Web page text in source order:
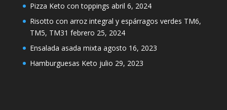
Pizza Keto con toppings abril 6, 2024
Risotto con arroz integral y espárragos verdes TM6,
TM5, TM31 febrero 25, 2024
Ensalada asada mixta agosto 16, 2023
Hamburguesas Keto julio 29, 2023